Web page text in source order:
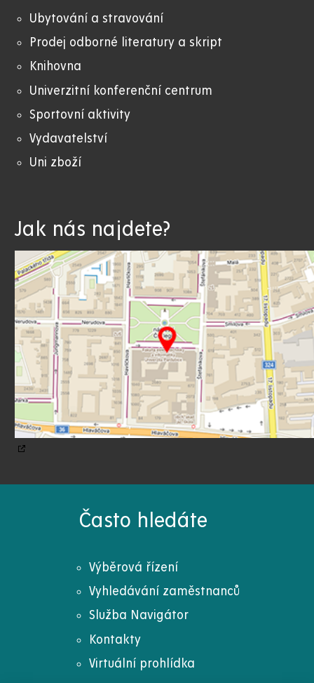
Ubytování a stravování
Prodej odborné literatury a skript
Knihovna
Univerzitní konferenční centrum
Sportovní aktivity
Vydavatelství
Uni zboží
Jak nás najdete?
Často hledáte
Výběrová řízení
Vyhledávání zaměstnanců
Služba Navigátor
Kontakty
Virtuální prohlídka